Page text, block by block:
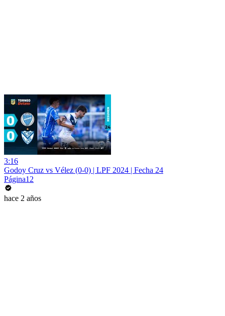
3:16
Godoy Cruz vs Vélez (0-0) | LPF 2024 | Fecha 24
Página12
hace 2 años